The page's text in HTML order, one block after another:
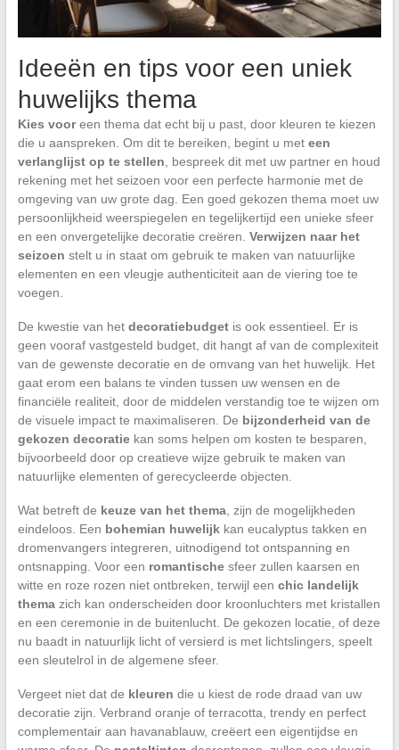
Ideeën en tips voor een uniek
huwelijks thema
Kies vooreen thema dat echt bij u past, door kleuren te kiezen
die u aanspreken. Om dit te bereiken, begint u met een
verlanglijst op te stellen , bespreek dit met uw partner en houd
rekening met het seizoen voor een perfecte harmonie met de
omgeving van uw grote dag. Een goed gekozen thema moet uw
persoonlijkheid weerspiegelen en tegelijkertijd een unieke sfeer
en een onvergetelijke decoratie creëren. Verwijzen naar het
seizoen stelt u in staat om gebruik te maken van natuurlijke
elementen en een vleugje authenticiteit aan de viering toe te
voegen.
De kwestie van het decoratiebudgetis ook essentieel. Er is
geen vooraf vastgesteld budget, dit hangt af van de complexiteit
van de gewenste decoratie en de omvang van het huwelijk. Het
gaat erom een balans te vinden tussen uw wensen en de
financiële realiteit, door de middelen verstandig toe te wijzen om
de visuele impact te maximaliseren. De bijzonderheid van de
gekozen decoratiekan soms helpen om kosten te besparen,
bijvoorbeeld door op creatieve wijze gebruik te maken van
natuurlijke elementen of gerecycleerde objecten.
Wat betreft de keuze van het thema, zijn de mogelijkheden
eindeloos. Een bohemian huwelijkkan eucalyptus takken en
dromenvangers integreren, uitnodigend tot ontspanning en
ontsnapping. Voor een romantischesfeer zullen kaarsen en
witte en roze rozen niet ontbreken, terwijl een chic landelijk
themazich kan onderscheiden door kroonluchters met kristallen
en een ceremonie in de buitenlucht. De gekozen locatie, of deze
nu baadt in natuurlijk licht of versierd is met lichtslingers, speelt
een sleutelrol in de algemene sfeer.
Vergeet niet dat de kleuren die u kiest de rode draad van uw
decoratie zijn. Verbrand oranje of terracotta, trendy en perfect
complementair aan havanablauw, creëert een eigentijdse en